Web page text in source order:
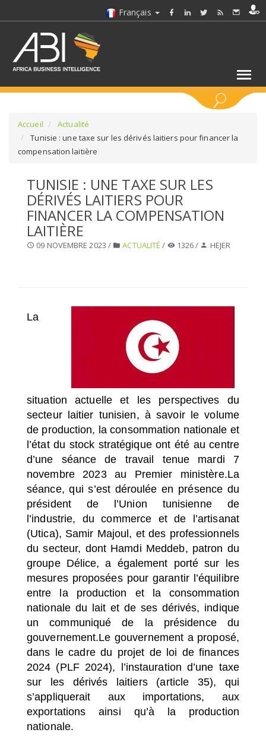
Français
SÉLECTIONNEZ UN DOSSIER
SELECTIONNEZ UNE SECTION
Accueil
Actualité
Tunisie : une taxe sur les dérivés laitiers pour financer la
compensation laitière
TUNISIE : UNE TAXE SUR LES
DÉRIVÉS LAITIERS POUR
FINANCER LA COMPENSATION
LAITIÈRE
09 NOVEMBRE 2023 / ACTUALITÉ / 1326 / HEJER
La
situation actuelle et les perspectives du
secteur laitier tunisien, à savoir le volume
de production, la consommation nationale et
l’état du stock stratégique ont été au centre
d’une séance de travail tenue mardi 7
novembre 2023 au Premier ministère.La
séance, qui s’est déroulée en présence du
président de l’Union tunisienne de
l’industrie, du commerce et de l’artisanat
(Utica), Samir Majoul, et des professionnels
du secteur, dont Hamdi Meddeb, patron du
groupe Délice, a également porté sur les
mesures proposées pour garantir l’équilibre
entre la production et la consommation
nationale du lait et de ses dérivés, indique
un communiqué de la présidence du
gouvernement.Le gouvernement a proposé,
dans le cadre du projet de loi de finances
2024 (PLF 2024), l’instauration d’une taxe
sur les dérivés laitiers (article 35), qui
s’appliquerait aux importations, aux
exportations ainsi qu’à la production
nationale.